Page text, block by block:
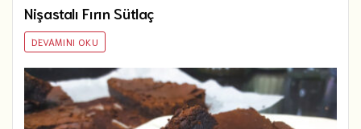
Nişastalı Fırın Sütlaç
DEVAMINI OKU